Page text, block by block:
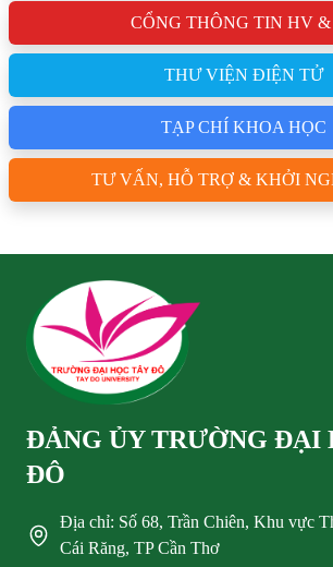
CỔNG THÔNG TIN HV &
THƯ VIỆN ĐIỆN TỬ
TẠP CHÍ KHOA HỌC
TƯ VẤN, HỖ TRỢ & KHỞI
ĐẢNG ỦY TRƯỜNG ĐẠI
ĐÔ
Địa chỉ: Số 68, Trần Chiên, Khu vực
Cái Răng, TP Cần Thơ